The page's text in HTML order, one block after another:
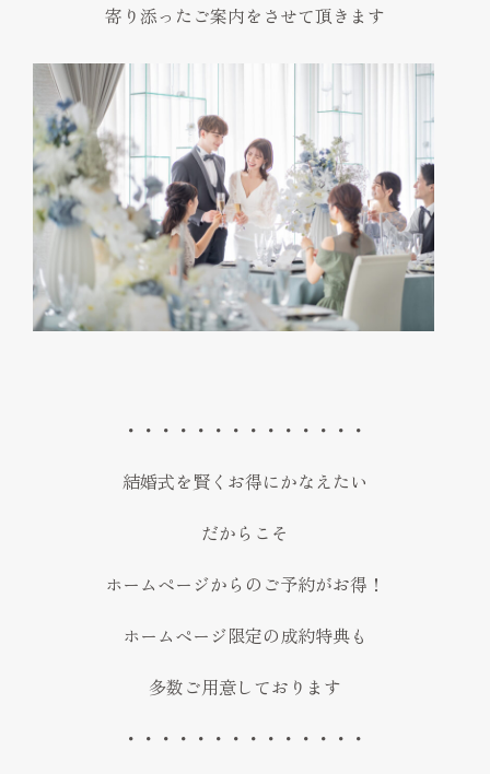
寄り添ったご案内をさせて頂きます
・・・・・・・・・・・・・・
結婚式を賢くお得にかなえたい
だからこそ
ホームページからのご予約がお得！
ホームページ限定の成約特典も
多数ご用意しております
・・・・・・・・・・・・・・